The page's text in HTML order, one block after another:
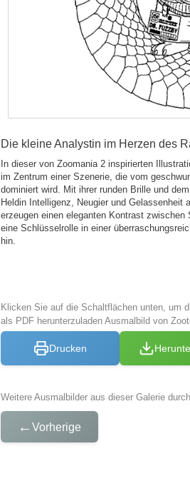
Die kleine Analystin im Herzen des
In dieser von Zoomania 2 inspirierten
im Zentrum einer Szenerie, die vom
dominiert wird. Mit ihrer runden Brille und
Heldin Intelligenz, Neugier und Gelassenheit
erzeugen einen eleganten Kontrast
eine Schlüsselrolle in einer
hin.
Klicken Sie auf die Schaltflächen unten, um
als PDF herunterzuladen Ausmalbild von
Drucken
Weitere Ausmalbilder aus dieser Galerie
← Vorherige